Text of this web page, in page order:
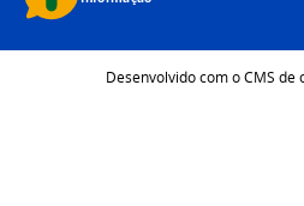
Desenvolvido com o CMS de